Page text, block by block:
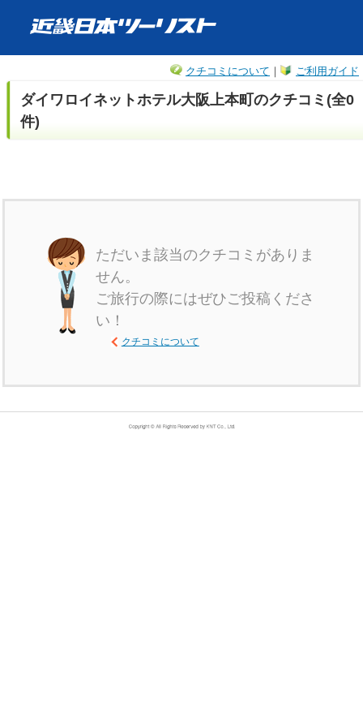
ご利用ガイド
クチコミについて ｜
ダイワロイネットホテル大阪上本町のクチコミ(全0
件)
ただいま該当のクチコミがありま
せん。
ご旅行の際にはぜひご投稿くださ
い！
クチコミについて